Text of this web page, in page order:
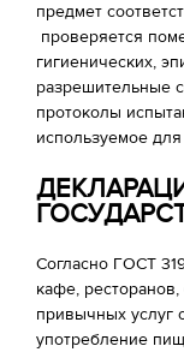
предмет
проверяется
гигиенических,
разрешительные
протоколы
используемое
Согласно ГОСТ
кафе,
привычных услуг
употребление